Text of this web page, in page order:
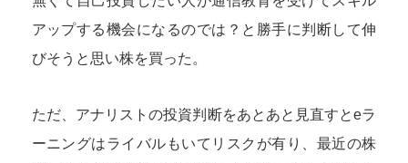
アップする機会になるのでは？と勝手に判断して伸
びそうと思い株を買った。
ただ、アナリストの投資判断をあとあと見直すとeラ
ーニングはライバルもいてリスクが有り、最近の株